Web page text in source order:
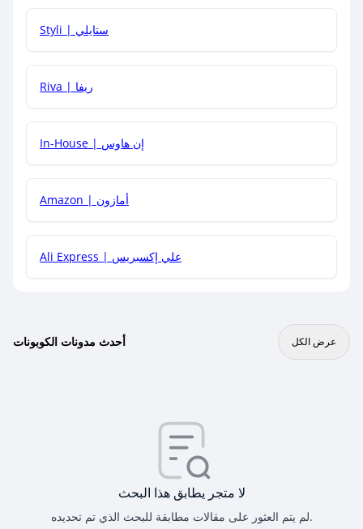
هل يمكنني جمع كود خصم مع العروض الأخرى؟
Styli | ستايلي
Riva | ريفا
In-House | إن هاوس
Amazon | أمازون
Ali Express | علي إكسبريس
أحدث مدونات الكوبونات عرض الكل
لا متجر يطابق هذا البحث
لم يتم العثور على مقالات مطابقة للبحث الذي تم تحديده.